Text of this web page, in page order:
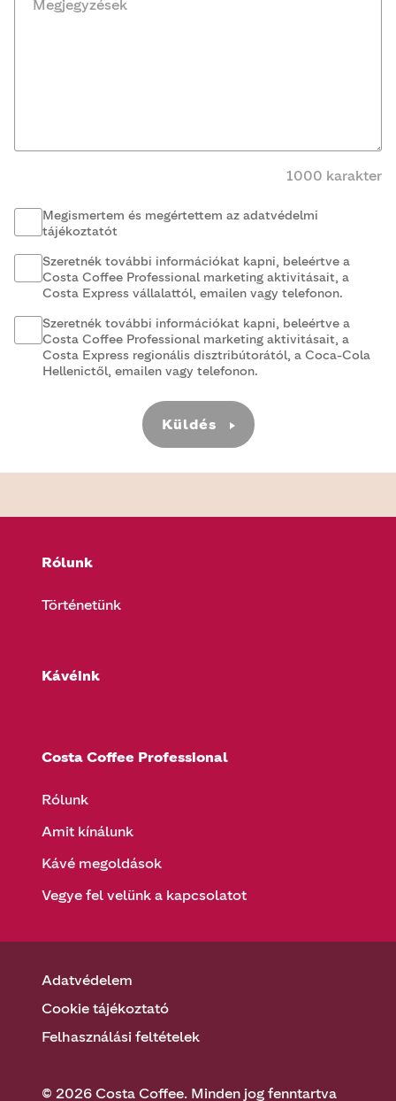
1000 karakter
Megismertem és megértettem az adatvédelmi
tájékoztatót
Szeretnék további információkat kapni, beleértve a
Costa Coffee Professional marketing aktivitásait, a
Costa Express vállalattól, emailen vagy telefonon.
Szeretnék további információkat kapni, beleértve a
Costa Coffee Professional marketing aktivitásait, a
Costa Express regionális disztribútorától, a Coca-Cola
Hellenictől, emailen vagy telefonon.
Küldés
Rólunk
Történetünk
Kávéink
Costa Coffee Professional
Rólunk
Amit kínálunk
Kávé megoldások
Vegye fel velünk a kapcsolatot
Adatvédelem
Cookie tájékoztató
Felhasználási feltételek
© 2026 Costa Coffee. Minden jog fenntartva